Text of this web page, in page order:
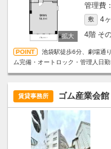
敷 4
4階 そ
池袋駅徒歩6分、劇場通
ム完備・オートロック・管理人
賃貸事務所 ゴム産業会館